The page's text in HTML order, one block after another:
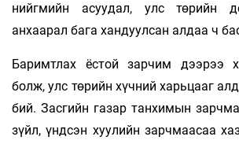
нийгмийн асуудал, улс төрийн
анхаарал бага хандуулсан алдаа ч
Баримтлах ёстой зарчим дээрээ
болж, улс төрийн хүчний харьцааг
бий. Засгийн газар танхимын
зүйл, үндсэн хуулийн зарчмаасаа